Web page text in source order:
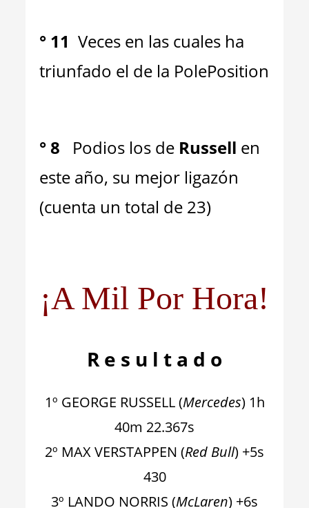
° 11Veces en las cuales ha
triunfado el de la PolePosition
°8 Podios los de Russell en
este año, su mejor ligazón
(cuenta un total de 23)
¡A Mil Por Hora!
R e s u l t a d o
1º GEORGE RUSSELL (Mercedes) 1h
40m 22.367s
2º MAX VERSTAPPEN (Red Bull) +5s
430
3º LANDO NORRIS (McLaren) +6s